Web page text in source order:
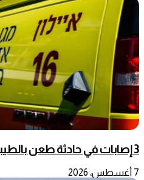
3 إصابات في حادثة طعن بالطيبة داخل أراضي الـ48
7 أغسطس، 2026